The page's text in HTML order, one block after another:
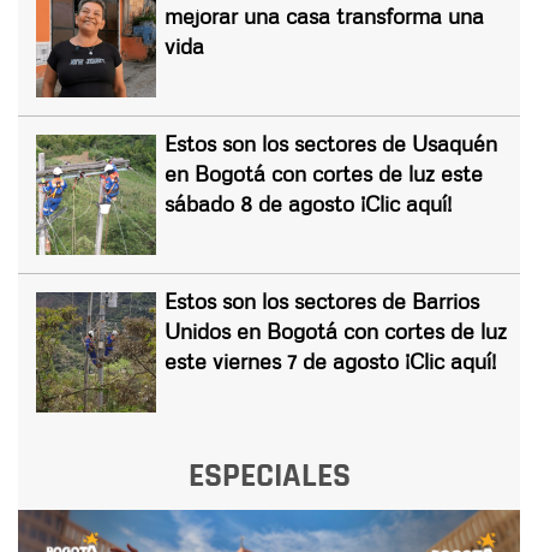
mejorar una casa transforma una
vida
Estos son los sectores de Usaquén
en Bogotá con cortes de luz este
sábado 8 de agosto ¡Clic aquí!
Estos son los sectores de Barrios
Unidos en Bogotá con cortes de luz
este viernes 7 de agosto ¡Clic aquí!
ESPECIALES